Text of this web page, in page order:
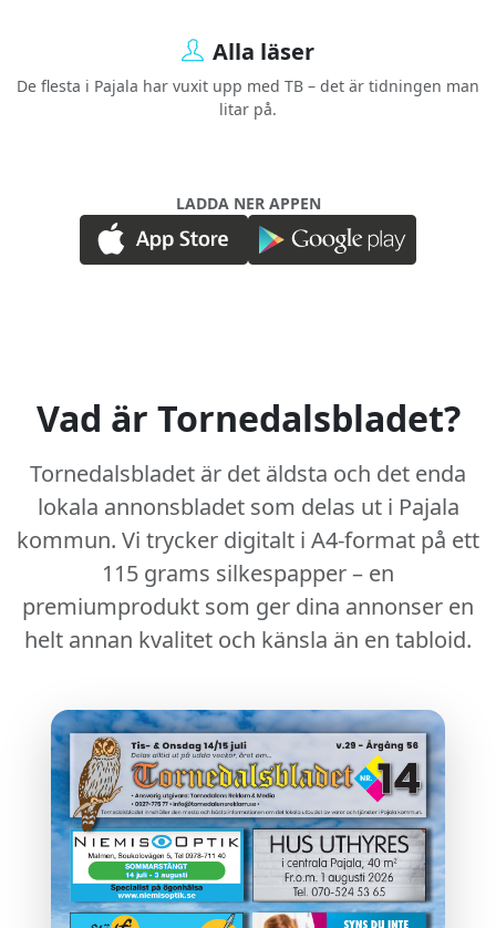
Alla läser
De flesta i Pajala har vuxit upp med TB – det är tidningen man
litar på.
LADDA NER APPEN
Vad är Tornedalsbladet?
Tornedalsbladet är det äldsta och det enda
lokala annonsbladet som delas ut i Pajala
kommun. Vi trycker digitalt i A4-format på ett
115 grams silkespapper– en
premiumprodukt som ger dina annonser en
helt annan kvalitet och känsla än en tabloid.